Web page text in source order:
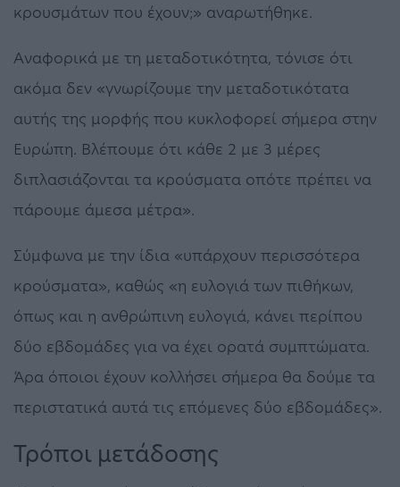
κρουσμάτων που έχουν;» αναρωτήθηκε.
Αναφορικά με τη μεταδοτικότητα, τόνισε ότι
ακόμα δεν «γνωρίζουμε την μεταδοτικότατα
αυτής της μορφής που κυκλοφορεί σήμερα στην
Ευρώπη. Βλέπουμε ότι κάθε 2 με 3 μέρες
διπλασιάζονται τα κρούσματα οπότε πρέπει να
πάρουμε άμεσα μέτρα».
Σύμφωνα με την ίδια «υπάρχουν περισσότερα
κρούσματα», καθώς «η ευλογιά των πιθήκων,
όπως και η ανθρώπινη ευλογιά, κάνει περίπου
δύο εβδομάδες για να έχει ορατά συμπτώματα.
Άρα όποιοι έχουν κολλήσει σήμερα θα δούμε τα
περιστατικά αυτά τις επόμενες δύο εβδομάδες».
Τρόποι μετάδοσης